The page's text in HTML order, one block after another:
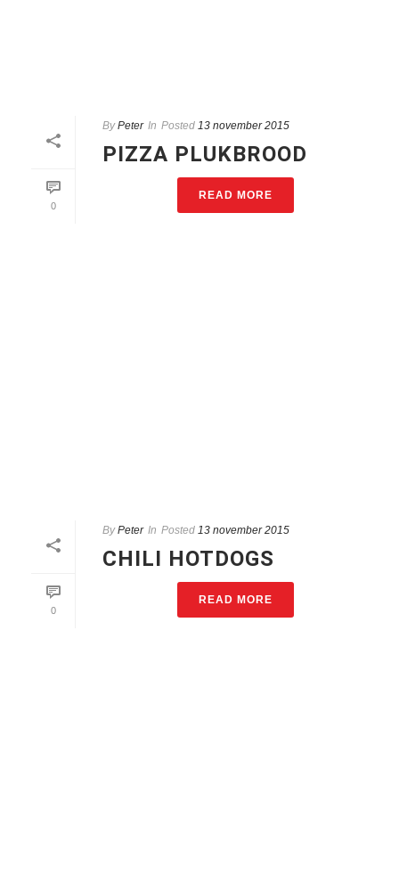
0
By Peter In Posted 13 november 2015
PIZZA PLUKBROOD
READ MORE
0
By Peter In Posted 13 november 2015
CHILI HOTDOGS
READ MORE